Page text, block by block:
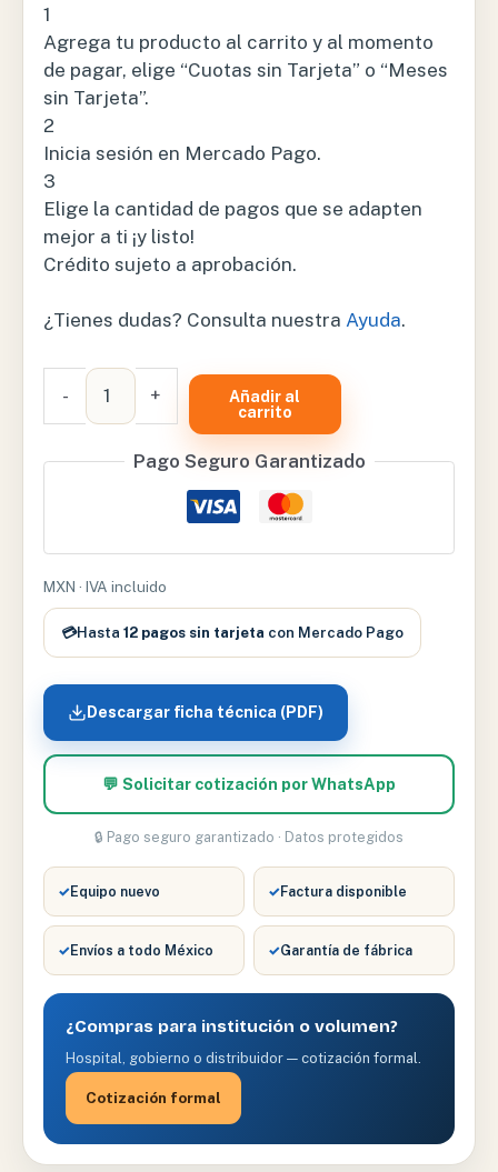
1
Agrega tu producto al carrito y al momento
de pagar, elige “Cuotas sin Tarjeta” o “Meses
sin Tarjeta”.
2
Inicia sesión en Mercado Pago.
3
Elige la cantidad de pagos que se adapten
mejor a ti ¡y listo!
Crédito sujeto a aprobación.
¿Tienes dudas? Consulta nuestra Ayuda.
-
ESTETOSCOPIO
LITTMANN
III
–
cantidad
+
Añadir al
carrito
Pago Seguro Garantizado
MXN · IVA incluido
💳Hasta 12 pagos sin tarjeta con Mercado Pago
Descargar ficha técnica (PDF)
💬 Solicitar cotización por WhatsApp
🔒 Pago seguro garantizado · Datos protegidos
✓Equipo nuevo ✓Factura disponible
✓Envíos a todo México ✓Garantía de fábrica
¿Compras para institución o volumen?
Hospital, gobierno o distribuidor — cotización formal.
Cotización formal